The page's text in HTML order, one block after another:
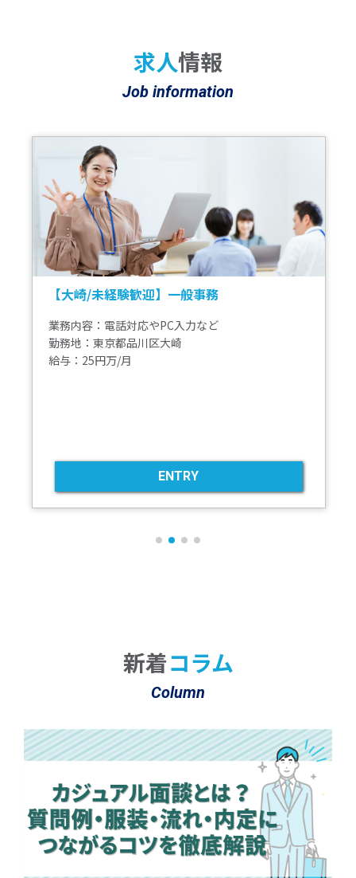
求人情報
Job information
【海浜幕張】障がい者の就労サポート◆未経
年休120日
業務内容：『BPO・障がい者雇用事業』の事業に参
ENTRY
新着コラム
Column